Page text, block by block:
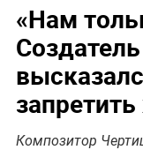
«Нам
Композитор